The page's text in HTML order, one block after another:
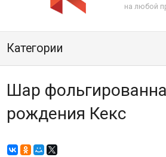
на любой
Категории
Шар
рождения Кекс